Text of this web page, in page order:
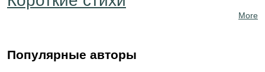
More
Популярные авторы